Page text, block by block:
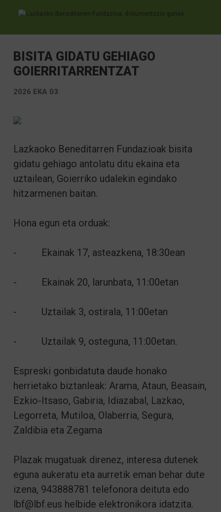
BISITA GIDATU GEHIAGO
GOIERRITARRENTZAT
2026 EKA 03
Lazkaoko Beneditarren Fundazioak bisita
gidatu gehiago antolatu ditu ekaina eta
uztailean, Goierriko udalekin egindako
hitzarmenen baitan.
Hona egun eta orduak:
- Ekainak 17, asteazkena, 18:30ean
- Ekainak 20, larunbata, 11:00etan
- Uztailak 3, ostirala, 11:00etan
- Uztailak 9, osteguna, 11:00etan.
Espreski gonbidatuta daude honako
herrietako biztanleak: Arama, Ataun, Beasain,
Ezkio-Itsaso, Gabiria, Idiazabal, Lazkao,
Legorreta, Mutiloa, Olaberria, Segura,
Zaldibia eta Zegama
Plazak mugatuak direnez, interesa dutenek
eguna aukeratu eta aurretik eman behar dute
izena, 943888781 telefonora deituta edo
lbf@lbf.eus helbide elektronikora idatzita.